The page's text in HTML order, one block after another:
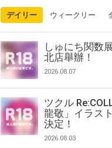
デイリー ウィークリー
しゅにち関数
北店舉辦！
2026.08.07
ツクル
龍敬」イラス
決定！
2026.08.03